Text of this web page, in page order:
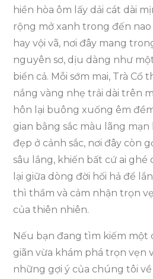
hiền hòa ôm lấy dải cát dài
rộng mở xanh trong đến
hay vội vã, nơi đây mang
nguyên sơ, dịu dàng như
biển cả. Mỗi sớm mai, Trà
nắng vàng nhẹ trải dài trên
hôn lại buông xuống êm
gian bằng sắc màu lãng
đẹp ở cảnh sắc, nơi đây còn
sâu lắng, khiến bất cứ ai
lại giữa dòng đời hối hả để
thì thầm và cảm nhận trọn
của thiên nhiên.
Nếu bạn đang tìm kiếm một
giãn vừa khám phá trọn vẹn
những gợi ý của chúng tôi